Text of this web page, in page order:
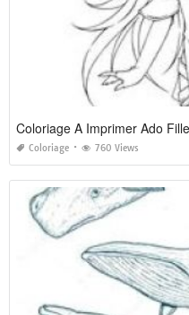
Coloriage A Imprimer Ado Fille
Coloriage 760 Views